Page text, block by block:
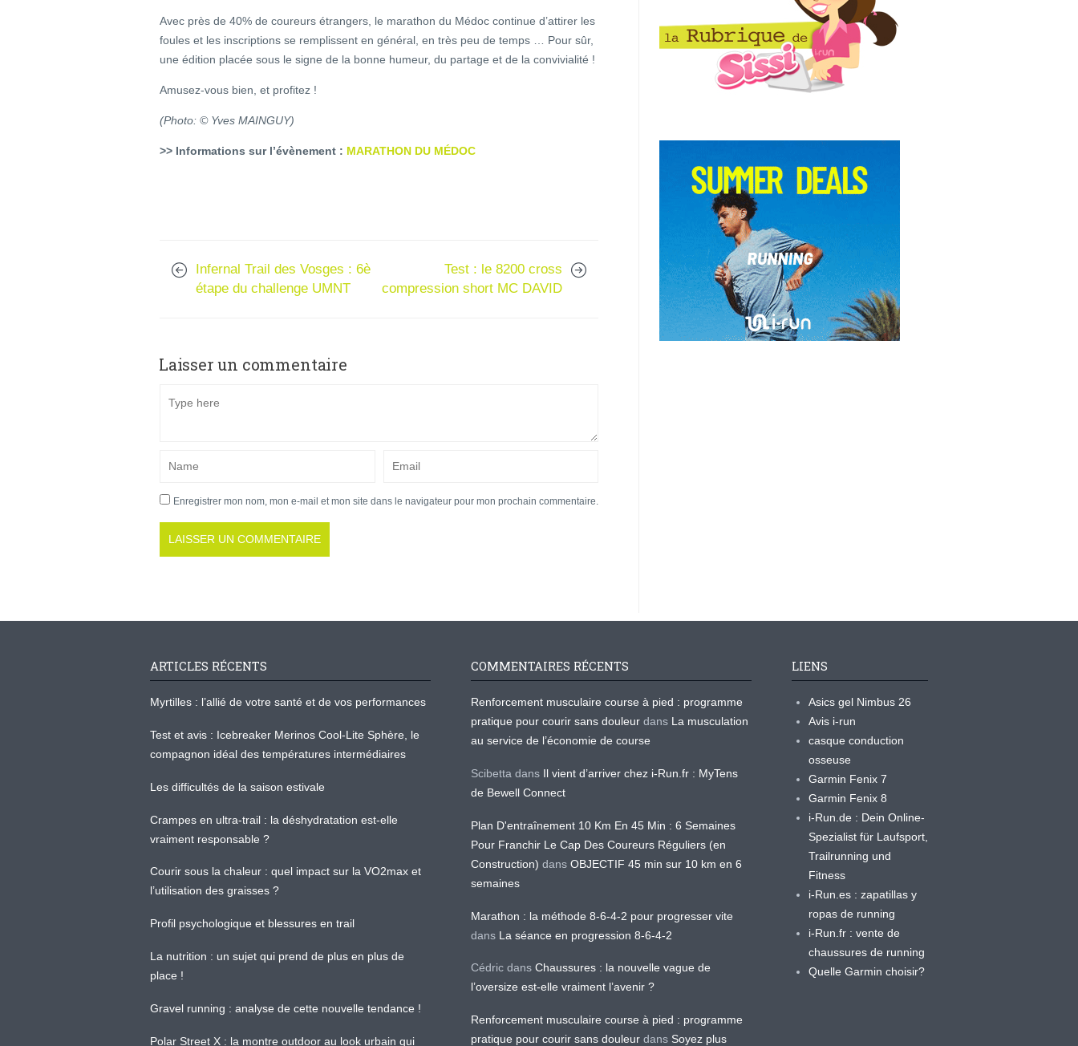
Avec près de 40% de coureurs étrangers, le marathon du Médoc continue d’attirer les
foules et les inscriptions se remplissent en général, en très peu de temps … Pour sûr,
une édition placée sous le signe de la bonne humeur, du partage et de la convivialité !
Amusez-vous bien, et profitez !
(Photo: © Yves MAINGUY)
>> Informations sur l’évènement : MARATHON DU MÉDOC
Infernal Trail des Vosges : 6è
étape du challenge UMNT
Test : le 8200 cross
compression short MC DAVID
Laisser un commentaire
Enregistrer mon nom, mon e-mail et mon site dans le navigateur pour mon prochain commentaire.
ARTICLES RÉCENTS
Myrtilles : l’allié de votre santé et de vos performances
Test et avis : Icebreaker Merinos Cool-Lite Sphère, le
compagnon idéal des températures intermédiaires
Les difficultés de la saison estivale
Crampes en ultra-trail : la déshydratation est-elle
vraiment responsable ?
Courir sous la chaleur : quel impact sur la VO2max et
l’utilisation des graisses ?
Profil psychologique et blessures en trail
La nutrition : un sujet qui prend de plus en plus de
place !
Gravel running : analyse de cette nouvelle tendance !
Polar Street X : la montre outdoor au look urbain qui
COMMENTAIRES RÉCENTS
Renforcement musculaire course à pied : programme
pratique pour courir sans douleur dans La musculation
au service de l’économie de course
Scibetta dans Il vient d’arriver chez i-Run.fr : MyTens
de Bewell Connect
Plan D'entraînement 10 Km En 45 Min : 6 Semaines
Pour Franchir Le Cap Des Coureurs Réguliers (en
Construction) dans OBJECTIF 45 min sur 10 km en 6
semaines
Marathon : la méthode 8-6-4-2 pour progresser vite
dans La séance en progression 8-6-4-2
Cédric dans Chaussures : la nouvelle vague de
l’oversize est-elle vraiment l’avenir ?
Renforcement musculaire course à pied : programme
pratique pour courir sans douleur dans Soyez plus
LIENS
Asics gel Nimbus 26
Avis i-run
casque conduction
osseuse
Garmin Fenix 7
Garmin Fenix 8
i-Run.de : Dein Online-
Spezialist für Laufsport,
Trailrunning und
Fitness
i-Run.es : zapatillas y
ropas de running
i-Run.fr : vente de
chaussures de running
Quelle Garmin choisir?